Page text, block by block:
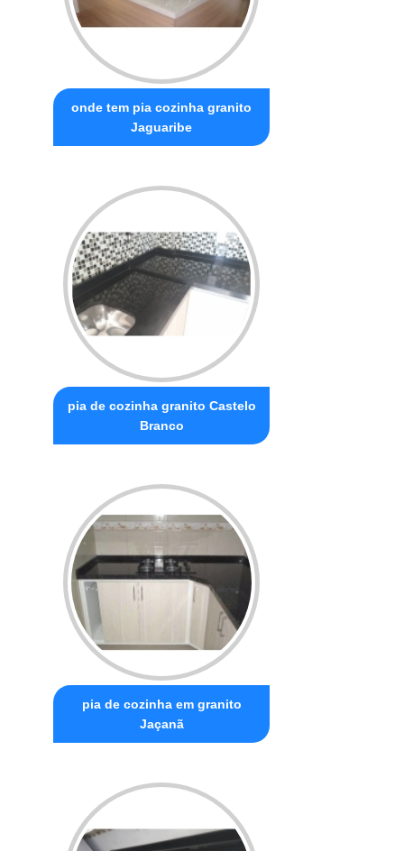
onde tem pia cozinha granito
Jaguaribe
pia de cozinha granito Castelo
Branco
pia de cozinha em granito
Jaçanã